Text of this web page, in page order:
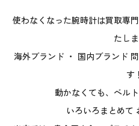
使わなくなった腕時計は買取専
たしま
海外ブランド ・ 国内ブランド
す！
動かなくても、ベル
いろいろまとめて